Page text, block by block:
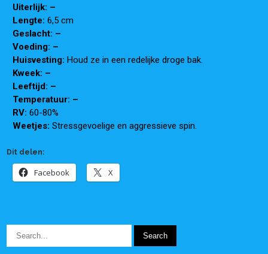
Uiterlijk: –
Lengte:6,5 cm
Geslacht: –
Voeding: –
Huisvesting:Houd ze in een redelijke droge bak.
Kweek: –
Leeftijd: –
Temperatuur: –
RV:60-80%
Weetjes:Stressgevoelige en aggressieve spin.
Dit delen:
Facebook X